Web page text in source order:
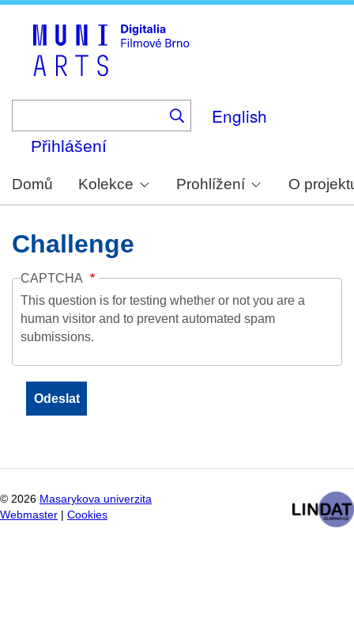
English
Přihlášení
Domů Kolekce Prohlížení O
Challenge
CAPTCHA
This question is for testing whether or not you are a
human visitor and to prevent automated spam
submissions.
© 2026 Masarykova univerzita
Webmaster
Cookies